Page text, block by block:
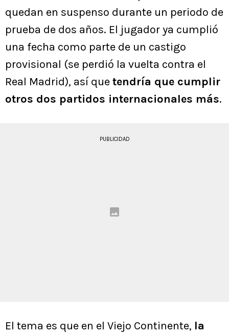
quedan en suspenso durante un periodo de
prueba de dos años. El jugador ya cumplió
una fecha como parte de un castigo
provisional (se perdió la vuelta contra el
Real Madrid), así quetendría que cumplir
otros dos partidos internacionales más.
PUBLICIDAD
El tema es que en el Viejo Continente, la